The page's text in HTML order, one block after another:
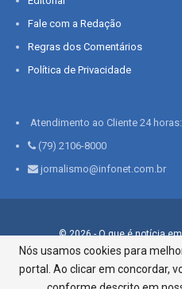
Fale com a Redação
Regras dos Comentários
Política de Privacidade
Atendimento ao Cliente 24 horas:
(79) 2106-8000
jornalismo@infonet.com.br
© 2026 - O que é notícia
Infonet - Rua Monsenhor
Aracaju-SE, CEP 49015-030,
Nós usamos cookies para
portal. Ao clicar em concordar,